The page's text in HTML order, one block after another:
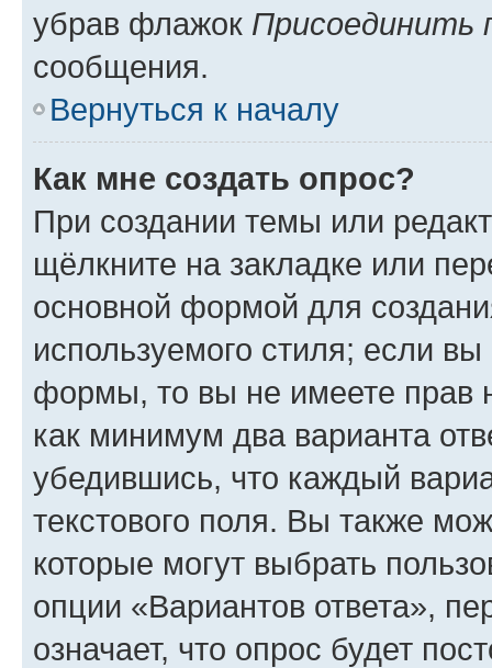
убрав флажок Присоединить
сообщения.
Вернуться к началу
Как мне создать опрос?
При создании темы или
щёлкните на закладке или
основной формой для
используемого стиля; если
формы, то вы не имеете прав
как минимум два варианта
убедившись, что каждый
текстового поля. Вы также
которые могут выбрать
опции «Вариантов ответа»,
означает, что опрос будет